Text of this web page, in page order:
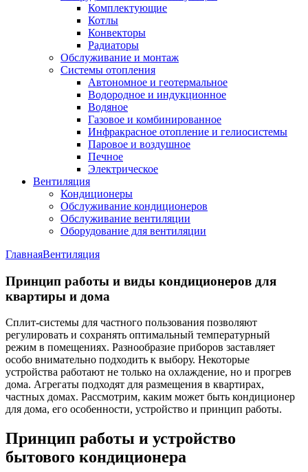
Комплектующие
Котлы
Конвекторы
Радиаторы
Обслуживание и монтаж
Системы отопления
Автономное и геотермальное
Водородное и индукционное
Водяное
Газовое и комбинированное
Инфракрасное отопление и гелиосистемы
Паровое и воздушное
Печное
Электрическое
Вентиляция
Кондиционеры
Обслуживание кондиционеров
Обслуживание вентиляции
Оборудование для вентиляции
ГлавнаяВентиляция
Принцип работы и виды кондиционеров для
квартиры и дома
Сплит-системы для частного пользования позволяют
регулировать и сохранять оптимальный температурный
режим в помещениях. Разнообразие приборов заставляет
особо внимательно подходить к выбору. Некоторые
устройства работают не только на охлаждение, но и прогрев
дома. Агрегаты подходят для размещения в квартирах,
частных домах. Рассмотрим, каким может быть кондиционер
для дома, его особенности, устройство и принцип работы.
Принцип работы и устройство
бытового кондиционера